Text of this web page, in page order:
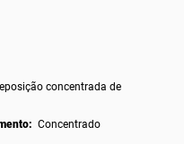
concentrada de
Concentrado